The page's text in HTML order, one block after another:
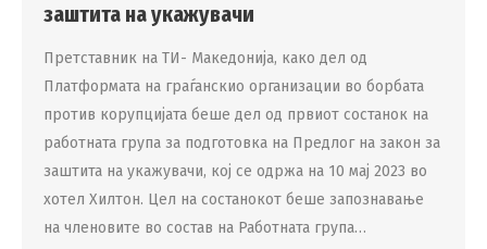
заштита на укажувачи
Претставник на ТИ- Македонија, како дел од
Платформата на граѓанскио организации во борбата
против корупцијата беше дел од првиот состанок на
работната група за подготовка на Предлог на закон за
заштита на укажувачи, кој се одржа на 10 мај 2023 во
хотел Хилтон. Цел на состанокот беше запознавање
на членовите во состав на Работната група…